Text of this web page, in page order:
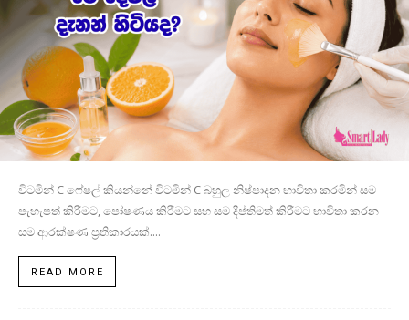
විටමින් C ෆේෂල් කියන්නේ විටමින් C බහුල නිෂ්පාදන භාවිතා කරමින් සම
පැහැපත් කිරීමට, පෝෂණය කිරීමට සහ සම දීප්තිමත් කිරීමට භාවිතා කරන
සම ආරක්ෂණ ප්‍රතිකාරයක්....
READ MORE